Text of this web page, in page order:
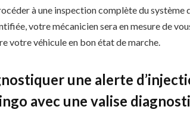
à une inspection complète du système
votre mécanicien sera en mesure de
votre véhicule en bon état de marche.
une alerte
avec une valise